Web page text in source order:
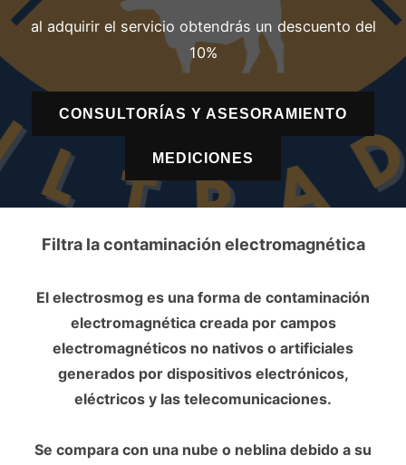
al adquirir el servicio obtendrás un descuento del
10%
CONSULTORÍAS Y ASESORAMIENTO
MEDICIONES
Filtra la contaminación electromagnética
El electrosmog es una forma de contaminación
electromagnética creada por campos
electromagnéticos no nativos o artificiales
generados por dispositivos electrónicos,
eléctricos y las telecomunicaciones.
Se compara con una nube o neblina debido a su